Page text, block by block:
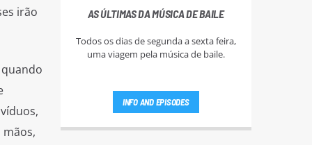
irão
AS ÚLTIMAS DA MÚSICA DE BAILE
Todos os dias de segunda a sexta feira,
uma viagem pela música de baile.
INFO AND EPISODES